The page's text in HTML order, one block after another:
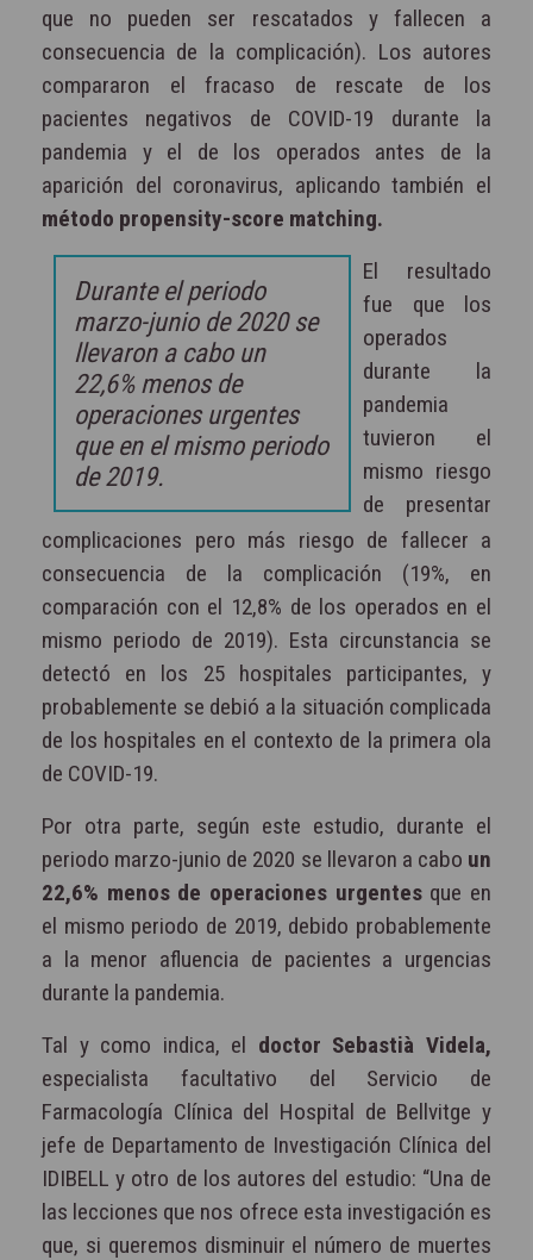
que no pueden ser rescatados y fallecen a
consecuencia de la complicación). Los autores
compararon el fracaso de rescate de los
pacientes negativos de COVID-19 durante la
pandemia y el de los operados antes de la
aparición del coronavirus, aplicando también el
método propensity-score matching.
Durante el periodo
marzo-junio de 2020 se
llevaron a cabo un
22,6% menos de
operaciones urgentes
que en el mismo periodo
de 2019.
El resultado
fue que los
operados
durante la
pandemia
tuvieron el
mismo riesgo
de presentar
complicaciones pero más riesgo de fallecer a
consecuencia de la complicación (19%, en
comparación con el 12,8% de los operados en el
mismo periodo de 2019). Esta circunstancia se
detectó en los 25 hospitales participantes, y
probablemente se debió a la situación complicada
de los hospitales en el contexto de la primera ola
de COVID-19.
Por otra parte, según este estudio, durante el
periodo marzo-junio de 2020 se llevaron a cabo un
22,6% menos de operaciones urgentesque en
el mismo periodo de 2019, debido probablemente
a la menor afluencia de pacientes a urgencias
durante la pandemia.
Tal y como indica, el doctor Sebastià Videla,
especialista facultativo del Servicio de
Farmacología Clínica del Hospital de Bellvitge y
jefe de Departamento de Investigación Clínica del
IDIBELL y otro de los autores del estudio: “Una de
las lecciones que nos ofrece esta investigación es
que, si queremos disminuir el número de muertes